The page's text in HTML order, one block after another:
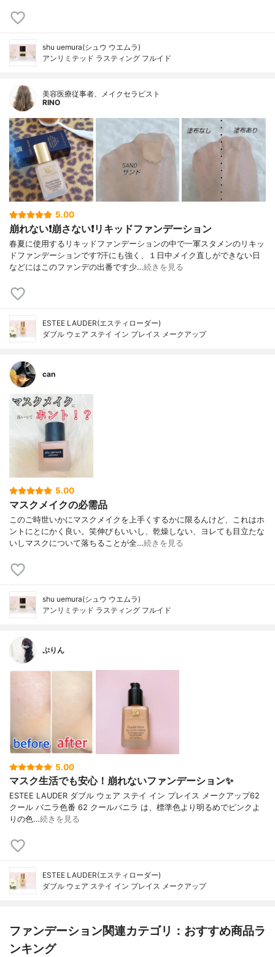
shu uemura(シュウ ウエムラ)
アンリミテッド ラスティング フルイド
美容医療従事者、メイクセラピスト
RINO
5.00
崩れない❗️崩さない❗️リキッドファンデーション
春夏に使用するリキッドファンデーションの中で一軍スタメンのリキッ
ドファンデーションです?汗にも強く、１日中メイク直しができない日
などにはこのファンデの出番です少…続きを見る
ESTEE LAUDER(エスティローダー)
ダブル ウェア ステイ イン プレイス メークアップ
can
5.00
マスクメイクの必需品
このご時世いかにマスクメイクを上手くするかに限るんけど、これはホ
ントにとにかく良い。笑伸びもいいし、乾燥しない、ヨレても目立たな
いしマスクについて落ちることが全…続きを見る
shu uemura(シュウ ウエムラ)
アンリミテッド ラスティング フルイド
ぷりん
5.00
マスク生活でも安心！崩れないファンデーション✨
ESTEE LAUDER ダブル ウェア ステイ イン プレイス メークアップ62
クール バニラ色番 62 クールバニラ は、標準色より明るめでピンクよ
りの色…続きを見る
ESTEE LAUDER(エスティローダー)
ダブル ウェア ステイ イン プレイス メークアップ
ファンデーション関連カテゴリ：おすすめ商品ラ
ンキング